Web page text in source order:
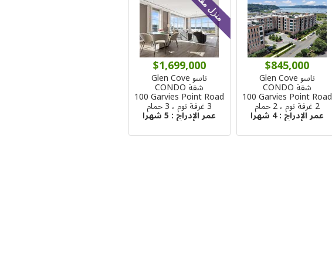
$845,000
ناسو Glen Cove
شقة CONDO
100 Garvies Point Road
2 غرفة نوم ، 2 حمام
عمر الإدراج :4 شهرا
$1,699,000
ناسو Glen Cove
شقة CONDO
100 Garvies Point Road
3 غرفة نوم ، 3 حمام
عمر الإدراج : 5 شهرا